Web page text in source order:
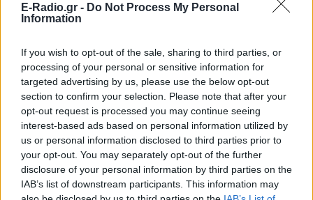
E-Radio.gr - Do Not Process My Personal
Information
If you wish to opt-out of the sale, sharing to third parties, or
processing of your personal or sensitive information for
targeted advertising by us, please use the below opt-out
section to confirm your selection. Please note that after your
opt-out request is processed you may continue seeing
interest-based ads based on personal information utilized by
us or personal information disclosed to third parties prior to
your opt-out. You may separately opt-out of the further
disclosure of your personal information by third parties on the
IAB’s list of downstream participants. This information may
ΠΡΙΝ 10 ΏΡΕΣ
έως 600 ευρώ ανάλογα με την κατηγορία
δικαιούχου και την περίοδο διαμονής.
4χρονος στην Πάρο:
Ανθρωποκτονία από αμέλεια
στο beach bar ‑ Τι έδειξε η
έρευνα
ΠΡΙΝ 10 ΏΡΕΣ
Γονείς και ιδιοκτήτης του beach bar στη
φημισμένη παραλία της Πάρου
αντιμετωπίζουν κατηγορίες μετά τον